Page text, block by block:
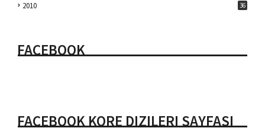
2010 36
FACEBOOK
FACEBOOK KORE DIZILERI SAYFASI